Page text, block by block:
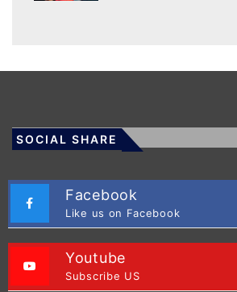
SOCIAL SHARE
Facebook
Like us on Facebook
Youtube
Subscribe US